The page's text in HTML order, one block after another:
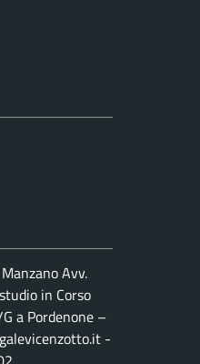
Avv.
in Corso
a Pordenone –
-